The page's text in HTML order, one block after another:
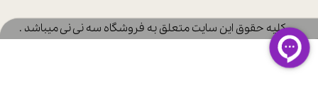
​کلیه حقوق این سایت متعلق به فروشگاه سه نی نی میباشد .